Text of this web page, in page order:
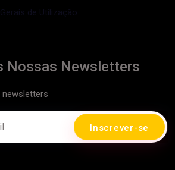
de Utilização
Nossas Newsletters